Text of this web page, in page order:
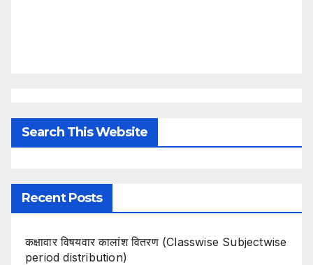
Search This Website
Recent Posts
कक्षावार विषयवार कालांश वितरण (Classwise Subjectwise
period distribution)